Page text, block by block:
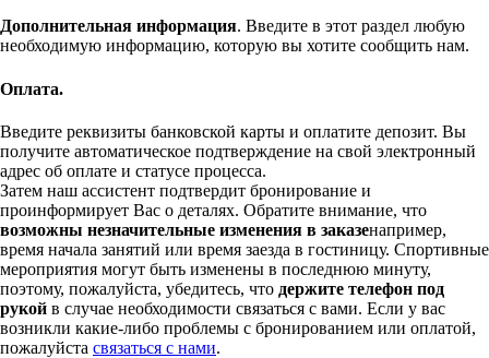
Дополнительная информация. Введите в этот раздел любую
необходимую информацию, которую вы хотите сообщить нам.
Оплата.
Введите реквизиты банковской карты и оплатите депозит. Вы
получите автоматическое подтверждение на свой электронный
адрес об оплате и статусе процесса.
Затем наш ассистент подтвердит бронирование и
проинформирует Вас о деталях. Обратите внимание, что
возможны незначительные изменения в заказенапример,
время начала занятий или время заезда в гостиницу. Спортивные
мероприятия могут быть изменены в последнюю минуту,
поэтому, пожалуйста, убедитесь, что держите телефон под
рукой в случае необходимости связаться с вами. Если у вас
возникли какие-либо проблемы с бронированием или оплатой,
пожалуйста связаться с нами.